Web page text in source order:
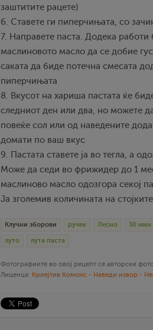
заштитите рацете)
6. Ставете ги пиперчињата, со
7. Направете паста. Додека работи
маслиновото масло да се добие
саката да биде потечна смесата
пиперчињата
8. Вкусот на хариша пастата ќе
следниот ден или два, но можете
повеќе сол или од наведените
домати по ваш вкус
9. Пастата ставете ја во тегла, а
Може да седи во фрижидер до 1
маслиново масло одозгора секој
Ја зголемив количината на
Клучни зборови ручек Лесно 30
луто лута паста
Фотографиите во овој рецепт се авторски
Лиценца: Криејтив Комонс - Наведи извор -